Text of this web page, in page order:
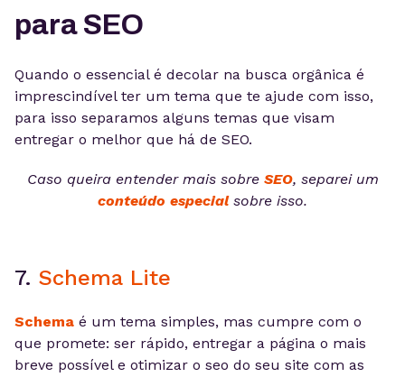
para SEO
Quando o essencial é decolar na busca orgânica é
imprescindível ter um tema que te ajude com isso,
para isso separamos alguns temas que visam
entregar o melhor que há de SEO.
Caso queira entender mais sobreSEO, separei um
conteúdo especial sobre isso.
7. Schema Lite
Schema é um tema simples, mas cumpre com o
que promete: ser rápido, entregar a página o mais
breve possível e otimizar o seo do seu site com as